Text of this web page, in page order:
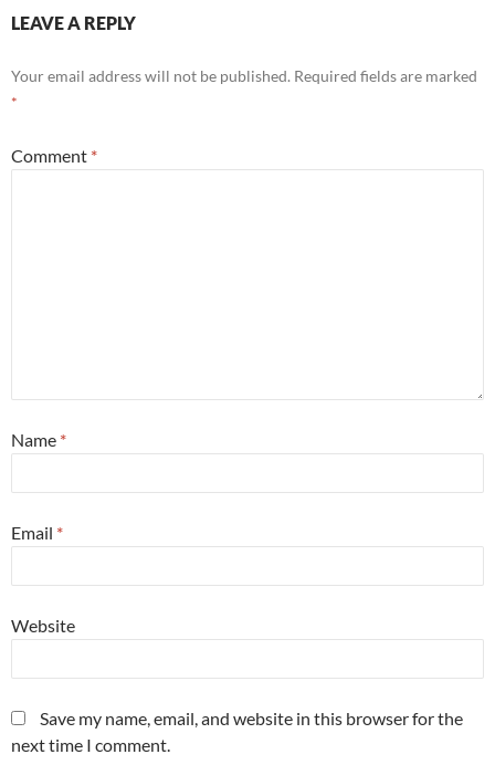
LEAVE A REPLY
Your email address will not be published. Required fields are marked
*
Comment *
Name *
Email *
Website
Save my name, email, and website in this browser for the
next time I comment.